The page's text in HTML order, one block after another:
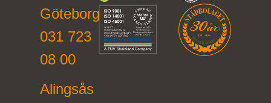
Göteborg
031 723
08 00
Alingsås